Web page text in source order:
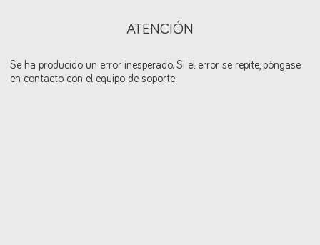
ATENCIÓN
Se ha producido un error inesperado. Si el error se repite, póngase
en contacto con el equipo de soporte.